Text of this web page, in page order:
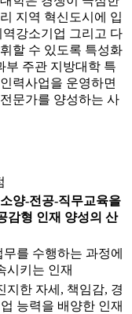
지역 혁신도시에 입
강소기업 그리고 다
할 수 있도록 특성화
부 주관 지방대학 특
력사업을 운영하면
문가를 양성하는 사
양-전공-직무교육을
감형 인재 양성의 산
를 수행하는 과정에
시키는 인재
지한 자세, 책임감, 경
능력을 배양한 인재